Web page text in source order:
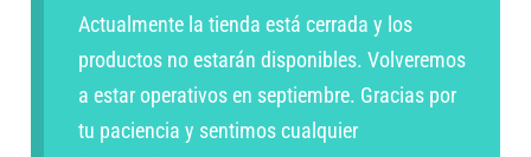
Actualmente la tienda está cerrada y los
productos no estarán disponibles. Volveremos
a estar operativos en septiembre. Gracias por
tu paciencia y sentimos cualquier